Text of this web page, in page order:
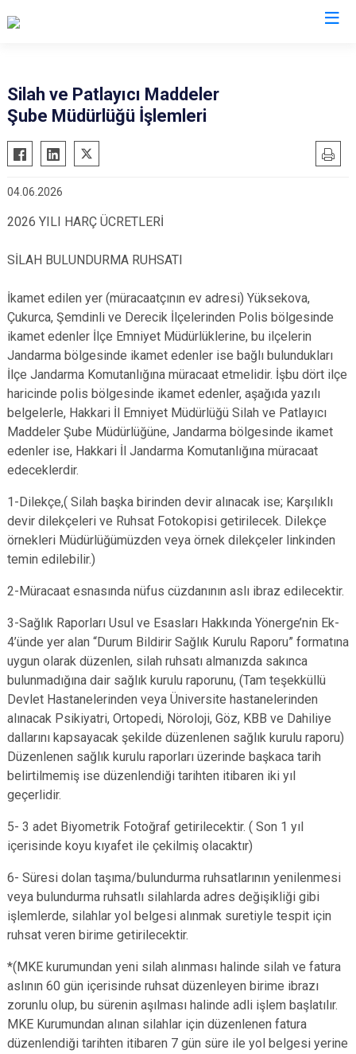
Silah ve Patlayıcı Maddeler
Şube Müdürlüğü İşlemleri
04.06.2026
2026 YILI HARÇ ÜCRETLERİ
SİLAH BULUNDURMA RUHSATI
İkamet edilen yer (müracaatçının ev adresi) Yüksekova,
Çukurca, Şemdinli ve Derecik İlçelerinden Polis bölgesinde
ikamet edenler İlçe Emniyet Müdürlüklerine, bu ilçelerin
Jandarma bölgesinde ikamet edenler ise bağlı bulundukları
İlçe Jandarma Komutanlığına müracaat etmelidir. İşbu dört ilçe
haricinde polis bölgesinde ikamet edenler, aşağıda yazılı
belgelerle, Hakkari İl Emniyet Müdürlüğü Silah ve Patlayıcı
Maddeler Şube Müdürlüğüne, Jandarma bölgesinde ikamet
edenler ise, Hakkari İl Jandarma Komutanlığına müracaat
edeceklerdir.
1-Dilekçe,( Silah başka birinden devir alınacak ise; Karşılıklı
devir dilekçeleri ve Ruhsat Fotokopisi getirilecek. Dilekçe
örnekleri Müdürlüğümüzden veya örnek dilekçeler linkinden
temin edilebilir.)
2-Müracaat esnasında nüfus cüzdanının aslı ibraz edilecektir.
3-Sağlık Raporları Usul ve Esasları Hakkında Yönerge’nin Ek-
4’ünde yer alan “Durum Bildirir Sağlık Kurulu Raporu” formatına
uygun olarak düzenlen, silah ruhsatı almanızda sakınca
bulunmadığına dair sağlık kurulu raporunu, (Tam teşekküllü
Devlet Hastanelerinden veya Üniversite hastanelerinden
alınacak Psikiyatri, Ortopedi, Nöroloji, Göz, KBB ve Dahiliye
dallarını kapsayacak şekilde düzenlenen sağlık kurulu raporu)
Düzenlenen sağlık kurulu raporları üzerinde başkaca tarih
belirtilmemiş ise düzenlendiği tarihten itibaren iki yıl
geçerlidir.
5- 3 adet Biyometrik Fotoğraf getirilecektir. ( Son 1 yıl
içerisinde koyu kıyafet ile çekilmiş olacaktır)
6- Süresi dolan taşıma/bulundurma ruhsatlarının yenilenmesi
veya bulundurma ruhsatlı silahlarda adres değişikliği gibi
işlemlerde, silahlar yol belgesi alınmak suretiyle tespit için
ruhsat veren birime getirilecektir.
*(MKE kurumundan yeni silah alınması halinde silah ve fatura
aslının 60 gün içerisinde ruhsat düzenleyen birime ibrazı
zorunlu olup, bu sürenin aşılması halinde adli işlem başlatılır.
MKE Kurumundan alınan silahlar için düzenlenen fatura
düzenlendiği tarihten itibaren 7 gün süre ile yol belgesi yerine